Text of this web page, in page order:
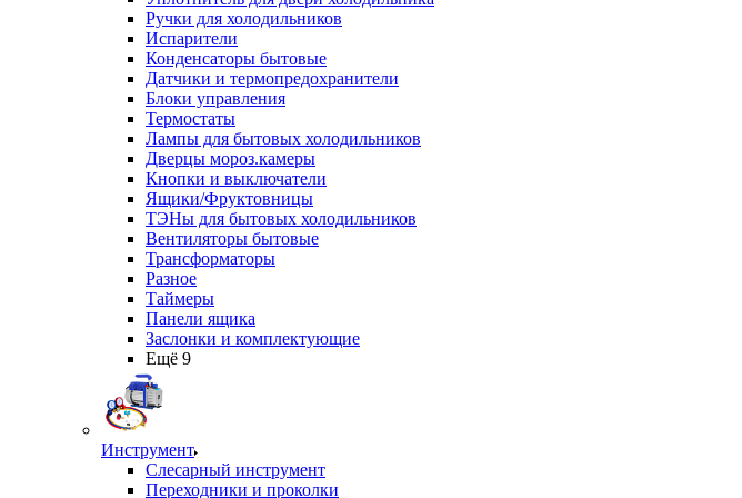
Ручки для холодильников
Испарители
Конденсаторы бытовые
Датчики и термопредохранители
Блоки управления
Термостаты
Лампы для бытовых холодильников
Дверцы мороз.камеры
Кнопки и выключатели
Ящики/Фруктовницы
ТЭНы для бытовых холодильников
Вентиляторы бытовые
Трансформаторы
Разное
Таймеры
Панели ящика
Заслонки и комплектующие
Ещё 9
Инструмент
Слесарный инструмент
Переходники и проколки